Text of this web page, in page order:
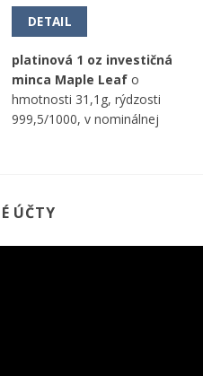
DETAIL
platinová 1 oz investičná
minca Maple Leaf o
hmotnosti 31,1g, rýdzosti
999,5/1000, v nominálnej
ÚČTY